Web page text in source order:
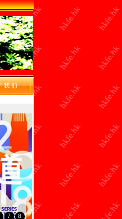
我 们
7 8